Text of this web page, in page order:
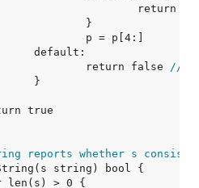
			return false
//
reports whether s